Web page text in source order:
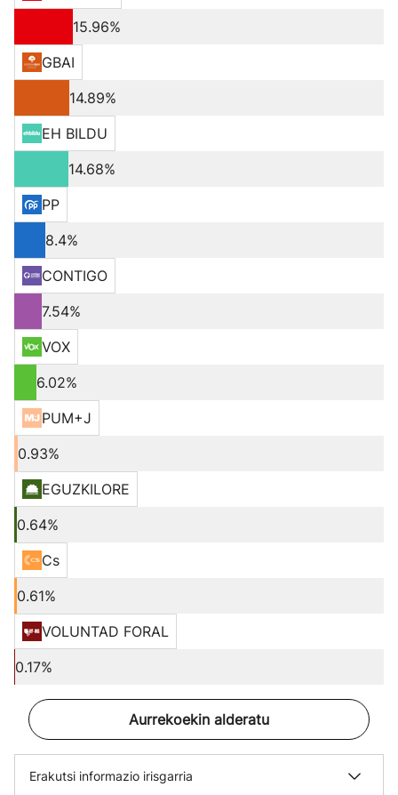
15.96%
GBAI
14.89%
EH BILDU
14.68%
PP
8.4%
CONTIGO
7.54%
VOX
6.02%
PUM+J
0.93%
EGUZKILORE
0.64%
Cs
0.61%
VOLUNTAD FORAL
0.17%
Aurrekoekin alderatu
Erakutsi informazio irisgarria